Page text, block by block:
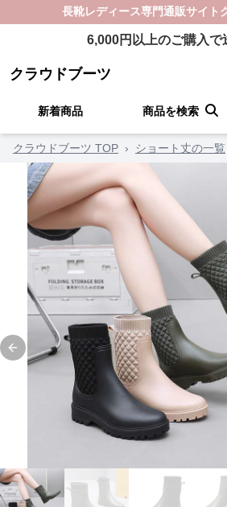
長靴レディース専門通販サイト
6,000円以上のご購入で
クラウドブーツ
新着商品 商品を検索
クラウドブーツ TOP › ショート丈の一覧
Previous slide